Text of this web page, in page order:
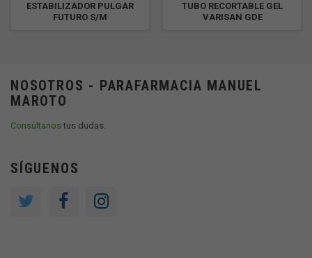
ESTABILIZADOR PULGAR
FUTURO S/M
TUBO RECORTABLE GEL
VARISAN GDE
NOSOTROS - PARAFARMACIA MANUEL
MAROTO
Consúltanostus dudas.
SÍGUENOS